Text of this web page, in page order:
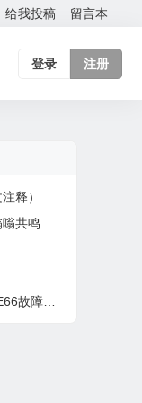
给我投稿 留言本
登录 注册
共鸣